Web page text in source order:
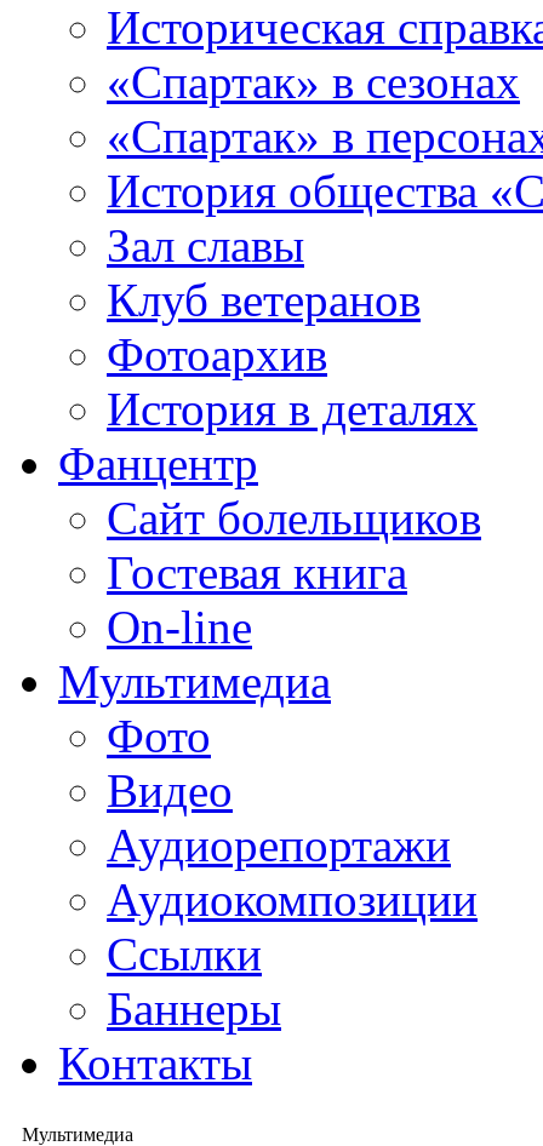
Историческая
«Спартак» в сезонах
«Спартак» в
История общества
Зал славы
Клуб ветеранов
Фотоархив
История в деталях
Фанцентр
Сайт болельщиков
Гостевая книга
On-line
Мультимедиа
Фото
Видео
Аудиорепортажи
Аудиокомпозиции
Ссылки
Баннеры
Контакты
Мультимедиа